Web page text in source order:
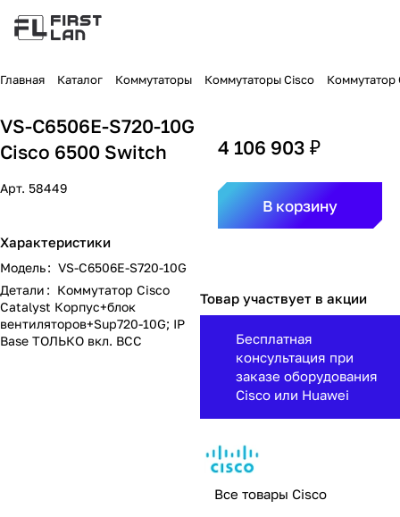
Главная Каталог Коммутаторы Коммутаторы Cisco Коммутатор
VS-C6506E-S720-10G
Cisco 6500 Switch
Арт. 58449
Характеристики
Модель: VS-C6506E-S720-10G
Детали: Коммутатор Cisco
Catalyst Корпус+блок
вентиляторов+Sup720-10G; IP
Base ТОЛЬКО вкл. ВСС
4 106 903 ₽
В корзину
Товар участвует в акции
Бесплатная
консультация при
заказе оборудования
Cisco или Huawei
Все товары Cisco